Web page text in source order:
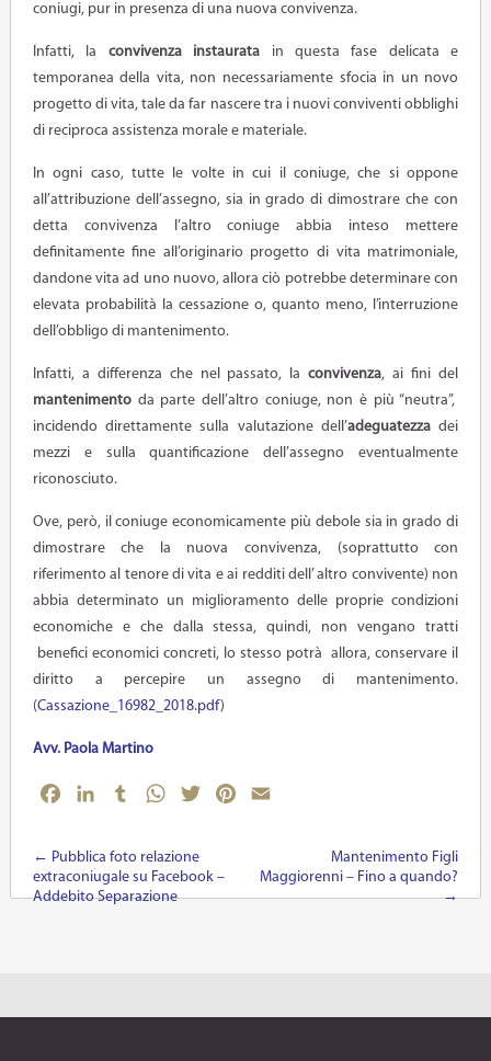
coniugi, pur in presenza di una nuova convivenza.
Infatti, la convivenza instaurata in questa fase delicata e
temporanea della vita, non necessariamente sfocia in un novo
progetto di vita, tale da far nascere tra i nuovi conviventi obblighi
di reciproca assistenza morale e materiale.
In ogni caso, tutte le volte in cui il coniuge, che si oppone
all’attribuzione dell’assegno, sia in grado di dimostrare che con
detta convivenza l’altro coniuge abbia inteso mettere
definitamente fine all’originario progetto di vita matrimoniale,
dandone vita ad uno nuovo, allora ciò potrebbe determinare con
elevata probabilità la cessazione o, quanto meno, l’interruzione
dell’obbligo di mantenimento.
Infatti, a differenza che nel passato, la convivenza, ai fini del
mantenimentoda parte dell’altro coniuge, non è più “neutra”,
incidendo direttamente sulla valutazione dell’adeguatezzadei
mezzi e sulla quantificazione dell’assegno eventualmente
riconosciuto.
Ove, però, il coniuge economicamente più debole sia in grado di
dimostrare che la nuova convivenza, (soprattutto con
riferimento al tenore di vita e ai redditi dell’ altro convivente) non
abbia determinato un miglioramento delle proprie condizioni
economiche e che dalla stessa, quindi, non vengano tratti
benefici economici concreti, lo stesso potrà allora, conservare il
diritto a percepire un assegno di mantenimento.
(Cassazione_16982_2018.pdf)
Avv. Paola Martino
FacebookLinkedInTumblrWhatsApp
TwitterPinterest
Post navigation
← Pubblica foto relazione
extraconiugale su Facebook –
Addebito Separazione
Mantenimento Figli
Maggiorenni – Fino a quando?
→